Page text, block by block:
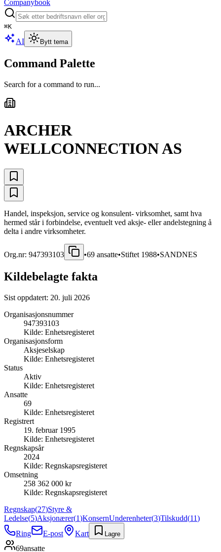
Companybook
⌘K
AI Bytt tema
Command Palette
Search for a command to run...
ARCHER
WELLCONNECTION AS
Handel, inspeksjon, service og konsulent- virksomhet, samt hva
hermed står i forbindelse, eventuelt ved aksje- eller andelstegning å
delta i andre virksomheter.
Org.nr: 947393103 •69 ansatte•Stiftet 1988•SANDNES
Kildebelagte fakta
Sist oppdatert: 20. juli 2026
Organisasjonsnummer
947393103
Kilde: Enhetsregisteret
Organisasjonsform
Aksjeselskap
Kilde: Enhetsregisteret
Status
Aktiv
Kilde: Enhetsregisteret
Ansatte
69
Kilde: Enhetsregisteret
Registrert
19. februar 1995
Kilde: Enhetsregisteret
Regnskapsår
2024
Kilde: Regnskapsregisteret
Omsetning
258 362 000 kr
Kilde: Regnskapsregisteret
Regnskap(27)Styre &
Ledelse(5)Aksjonærer(1)KonsernUnderenheter(3)Tilskudd(11)
Ring
E-post Kart Lagre
69ansatte